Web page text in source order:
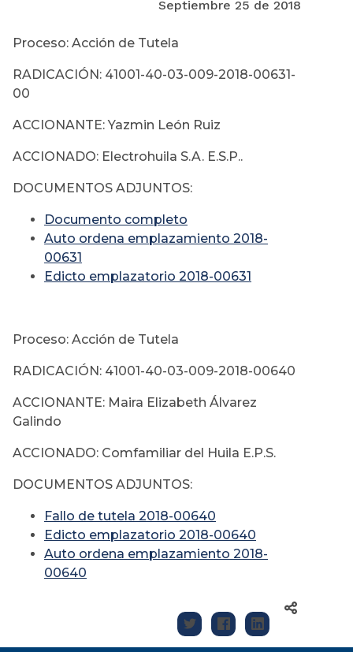
Septiembre 25 de 2018
Proceso: Acción de Tutela
RADICACIÓN: 41001-40-03-009-2018-00631-
00
ACCIONANTE: Yazmin León Ruiz
ACCIONADO: Electrohuila S.A. E.S.P..
DOCUMENTOS ADJUNTOS:
Documento completo
Auto ordena emplazamiento 2018-
00631
Edicto emplazatorio 2018-00631
Proceso: Acción de Tutela
RADICACIÓN: 41001-40-03-009-2018-00640
ACCIONANTE: Maira Elizabeth Álvarez
Galindo
ACCIONADO: Comfamiliar del Huila E.P.S.
DOCUMENTOS ADJUNTOS:
Fallo de tutela 2018-00640
Edicto emplazatorio 2018-00640
Auto ordena emplazamiento 2018-
00640